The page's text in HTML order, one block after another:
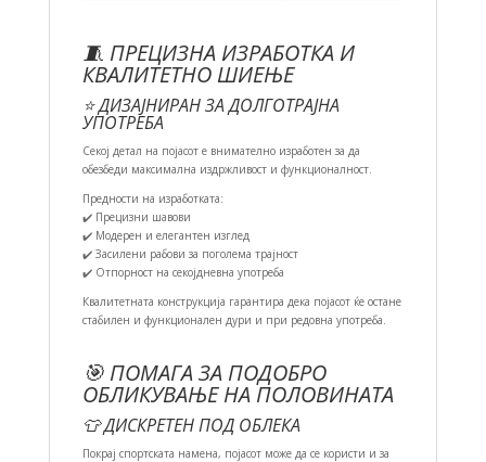
🧵 ПРЕЦИЗНА ИЗРАБОТКА И
КВАЛИТЕТНО ШИЕЊЕ
⭐ ДИЗАЈНИРАН ЗА ДОЛГОТРАЈНА
УПОТРЕБА
Секој детал на појасот е внимателно изработен за да
обезбеди максимална издржливост и функционалност.
Предности на изработката:
✔️ Прецизни шавови
✔️ Модерен и елегантен изглед
✔️ Засилени рабови за поголема трајност
✔️ Отпорност на секојдневна употреба
Квалитетната конструкција гарантира дека појасот ќе остане
стабилен и функционален дури и при редовна употреба.
🎯 ПОМАГА ЗА ПОДОБРО
ОБЛИКУВАЊЕ НА ПОЛОВИНАТА
👕 ДИСКРЕТЕН ПОД ОБЛЕКА
Покрај спортската намена, појасот може да се користи и за